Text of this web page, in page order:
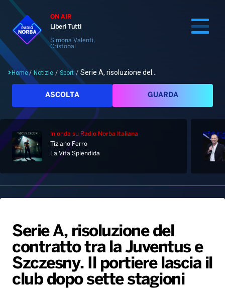
ON AIR
Liberi Tutti
Simona Valenti,
Cristobal
Cerca
Home
Palinsesto
Hit Dance
Giochi&Concorsi
PALATOUR
Notizie
Locali
Musica e Spettacolo
Sport
Playlist
Generale
Novità
Notiziario
Interviste
Gallery
Radio Norba News TV
Voce al Bari
Home/ Notizie / Sport / Serie A, risoluzione del...
ASCOLTA GUARDA
In onda su Radio Norba Italiana
Tiziano Ferro
La Vita Splendida
Serie A, risoluzione del
contratto tra la Juventus e
Szczesny. Il portiere lascia il
club dopo sette stagioni